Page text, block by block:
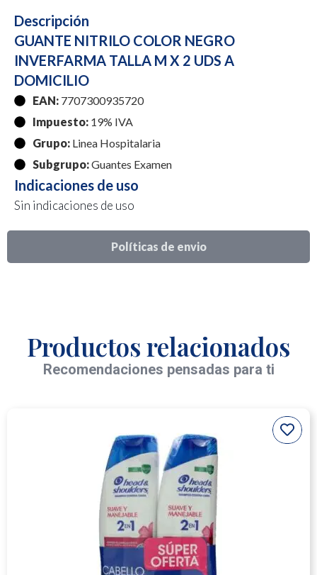
Políticas de envio
Descripción
GUANTE NITRILO COLOR NEGRO
INVERFARMA TALLA M X 2 UDS A
DOMICILIO
EAN: 7707300935720
Impuesto: 19% IVA
Grupo: Linea Hospitalaria
Subgrupo:Guantes Examen
Indicaciones de uso
Sin indicaciones de uso
Productos relacionados
Recomendaciones pensadas para ti